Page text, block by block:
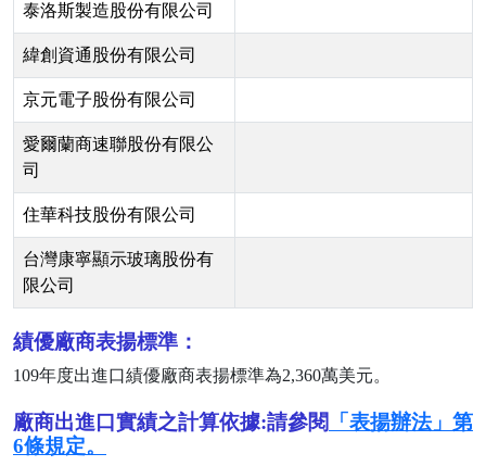
泰洛斯製造股份有限公司
緯創資通股份有限公司
京元電子股份有限公司
愛爾蘭商速聯股份有限公
司
住華科技股份有限公司
台灣康寧顯示玻璃股份有
限公司
績優廠商表揚標準：
109年度出進口績優廠商表揚標準為2,360萬美元。
廠商出進口實績之計算依據:請參閱 「表揚辦法」第
6條規定。